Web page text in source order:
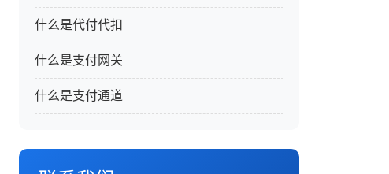
什么是代付代扣
什么是支付网关
什么是支付通道